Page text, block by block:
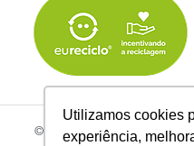
Utilizamos cookies
experiência,
© 2026 | Todos os Direitos